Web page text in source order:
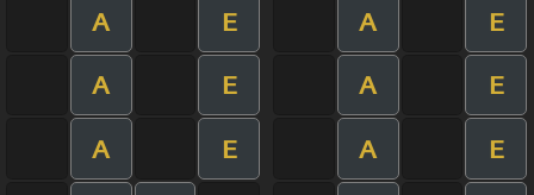
A E A E
A E A E
A E A E